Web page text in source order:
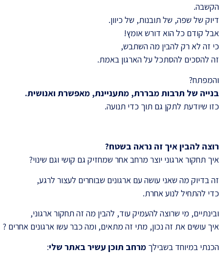
הקשבה.
דיוק של שפה, של תובנות, של כיוון.
אבל קודם כל הוא דורש אומץ!
כי זה לא רק להבין מה השתבש,
זה להסכים להסתכל על הארגון באמת.
והמפתח?
בנייה של תרבות מבררת, מתעניינת, מאפשרת ואנושית.
כזו שיודעת לתקן גם תוך כדי תנועה.
רוצה להבין איך זה נראה בשטח?
איך תחקור ארגוני יוצר מרחב אחר שמחזיק גם קושי וגם שינוי?
זה בדיוק מה שאני עושה עם ארגונים שבוחרים לעצור לרגע,
כדי להתחיל לנוע אחרת.
ובינתיים, מי שרוצה להעמיק עוד, להבין מה זה תחקור ארגוני,
איך עושים את זה נכון, מתי זה מתאים, ומה כבר עשו ארגונים אחרים ?
הכנתי במיוחד בשבילך מרחב תוכן עשיר באתר שלי: